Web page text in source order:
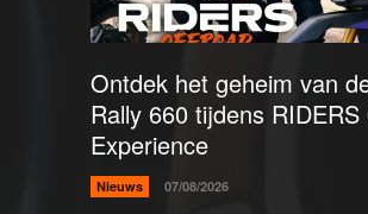
Ontdek het geheim van
Rally 660 tijdens
Experience
Nieuws 07/08/2026